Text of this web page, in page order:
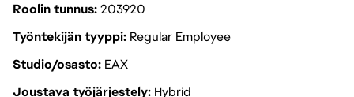
Roolin tunnus203920
Työntekijän tyyppi Regular Employee
Studio/osasto EAX
Joustava työjärjestely Hybrid